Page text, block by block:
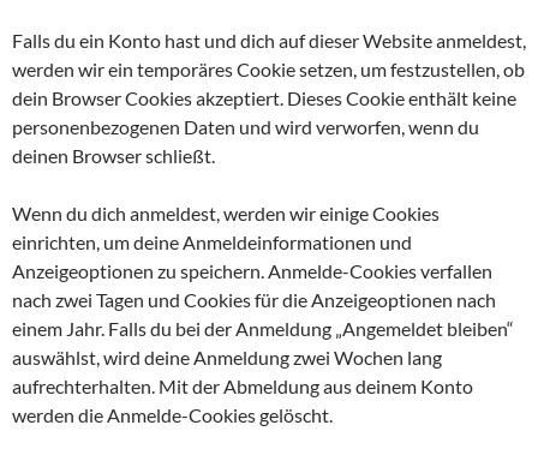
Falls du ein Konto hast und dich auf dieser Website anmeldest,
werden wir ein temporäres Cookie setzen, um festzustellen, ob
dein Browser Cookies akzeptiert. Dieses Cookie enthält keine
personenbezogenen Daten und wird verworfen, wenn du
deinen Browser schließt.
Wenn du dich anmeldest, werden wir einige Cookies
einrichten, um deine Anmeldeinformationen und
Anzeigeoptionen zu speichern. Anmelde-Cookies verfallen
nach zwei Tagen und Cookies für die Anzeigeoptionen nach
einem Jahr. Falls du bei der Anmeldung „Angemeldet bleiben“
auswählst, wird deine Anmeldung zwei Wochen lang
aufrechterhalten. Mit der Abmeldung aus deinem Konto
werden die Anmelde-Cookies gelöscht.